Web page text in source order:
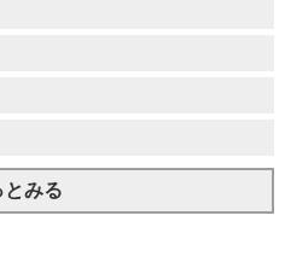
とみる